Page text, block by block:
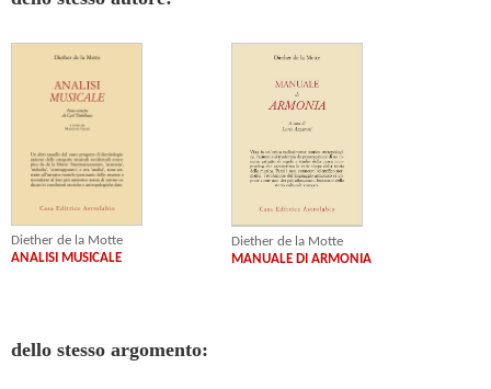
Diether de la Motte
ANALISI MUSICALE
Diether de la Motte
MANUALE DI ARMONIA
dello stesso argomento: